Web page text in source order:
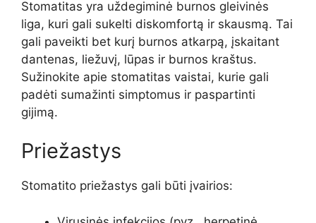
Stomatitas yra uždegiminė burnos gleivinės
liga, kuri gali sukelti diskomfortą ir skausmą. Tai
gali paveikti bet kurį burnos atkarpą, įskaitant
dantenas, liežuvį, lūpas ir burnos kraštus.
Sužinokite apie stomatitas vaistai, kurie gali
padėti sumažinti simptomus ir paspartinti
gijimą.
Priežastys
Stomatito priežastys gali būti įvairios: